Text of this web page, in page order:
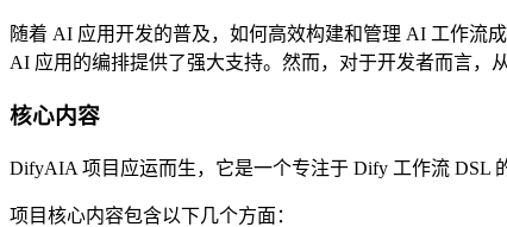
随着 AI 应用开发的普及，如何高效构建和管理 AI 工作流
AI 应用的编排提供了强大支持。然而，对于开发者而言，
核心内容
DifyAIA 项目应运而生，它是一个专注于 Dify 工作流 DSL
项目核心内容包含以下几个方面：